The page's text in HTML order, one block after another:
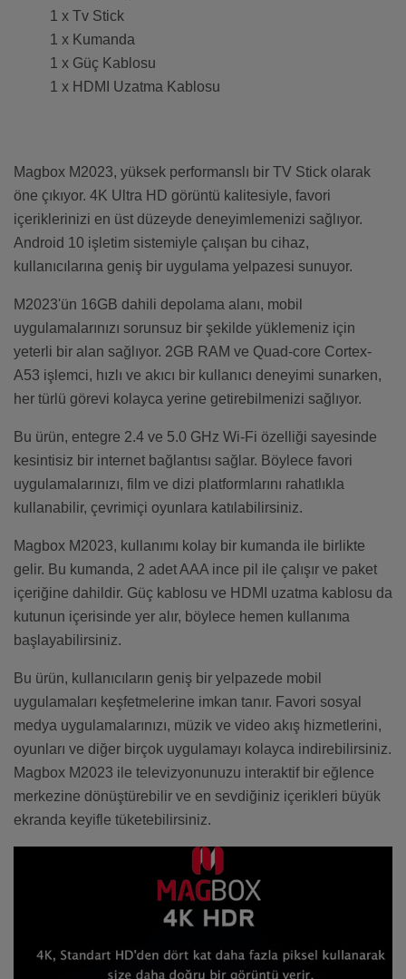
1 x Tv Stick
1 x Kumanda
1 x Güç Kablosu
1 x HDMI Uzatma Kablosu
Magbox M2023, yüksek performanslı bir TV Stick olarak
öne çıkıyor. 4K Ultra HD görüntü kalitesiyle, favori
içeriklerinizi en üst düzeyde deneyimlemenizi sağlıyor.
Android 10 işletim sistemiyle çalışan bu cihaz,
kullanıcılarına geniş bir uygulama yelpazesi sunuyor.
M2023'ün 16GB dahili depolama alanı, mobil
uygulamalarınızı sorunsuz bir şekilde yüklemeniz için
yeterli bir alan sağlıyor. 2GB RAM ve Quad-core Cortex-
A53 işlemci, hızlı ve akıcı bir kullanıcı deneyimi sunarken,
her türlü görevi kolayca yerine getirebilmenizi sağlıyor.
Bu ürün, entegre 2.4 ve 5.0 GHz Wi-Fi özelliği sayesinde
kesintisiz bir internet bağlantısı sağlar. Böylece favori
uygulamalarınızı, film ve dizi platformlarını rahatlıkla
kullanabilir, çevrimiçi oyunlara katılabilirsiniz.
Magbox M2023, kullanımı kolay bir kumanda ile birlikte
gelir. Bu kumanda, 2 adet AAA ince pil ile çalışır ve paket
içeriğine dahildir. Güç kablosu ve HDMI uzatma kablosu da
kutunun içerisinde yer alır, böylece hemen kullanıma
başlayabilirsiniz.
Bu ürün, kullanıcıların geniş bir yelpazede mobil
uygulamaları keşfetmelerine imkan tanır. Favori sosyal
medya uygulamalarınızı, müzik ve video akış hizmetlerini,
oyunları ve diğer birçok uygulamayı kolayca indirebilirsiniz.
Magbox M2023 ile televizyonunuzu interaktif bir eğlence
merkezine dönüştürebilir ve en sevdiğiniz içerikleri büyük
ekranda keyifle tüketebilirsiniz.